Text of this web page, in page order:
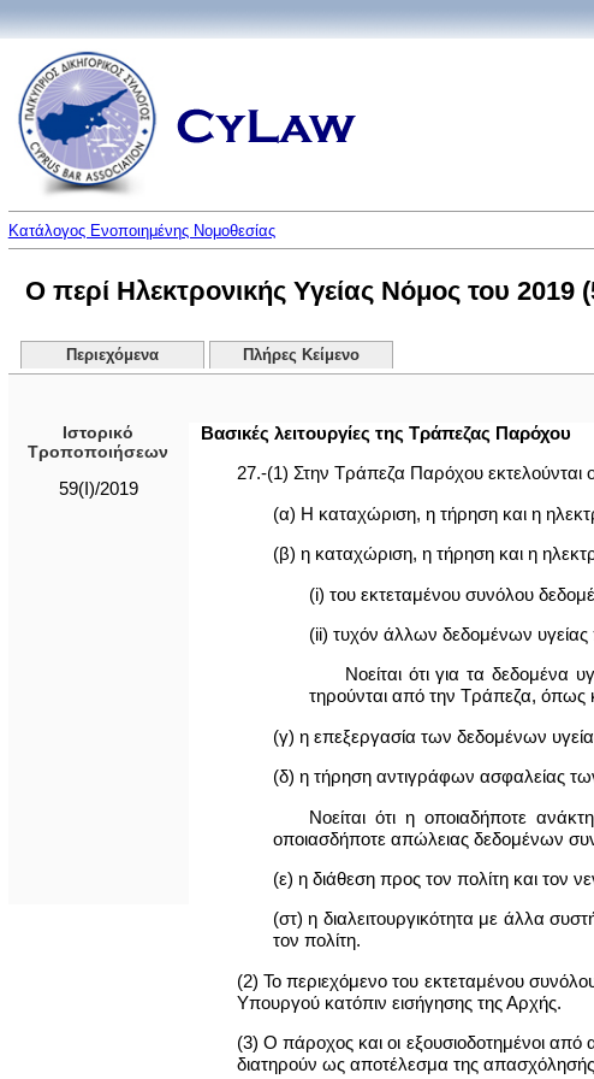
Κατάλογος Ενοποιημένης Νομοθεσίας
Ο περί Ηλεκτρονικής Υγείας Νόμος του 2019
Περιεχόμενα Πλήρες Κείμενο
Ιστορικό
Τροποποιήσεων
59(I)/2019
Βασικές λειτουργίες της Τράπεζας Παρόχου
27.-(1) Στην Τράπεζα Παρόχου εκτελούνται
(α) Η καταχώριση, η τήρηση και η
(β) η καταχώριση, η τήρηση και η
(i) του εκτεταμένου συνόλου
(ii) τυχόν άλλων δεδομένων υγείας
Νοείται ότι για τα
τηρούνται από την Τράπεζα, όπως
(γ) η επεξεργασία των δεδομένων
(δ) η τήρηση αντιγράφων ασφαλείας
Νοείται ότι η οποιαδήποτε
οποιασδήποτε απώλειας δεδομένων
(ε) η διάθεση προς τον πολίτη και τον
(στ) η διαλειτουργικότητα με άλλα
τον πολίτη.
(2) Το περιεχόμενο του εκτεταμένου
Υπουργού κατόπιν εισήγησης της Αρχής.
(3) Ο πάροχος και οι εξουσιοδοτημένοι
διατηρούν ως αποτέλεσμα της